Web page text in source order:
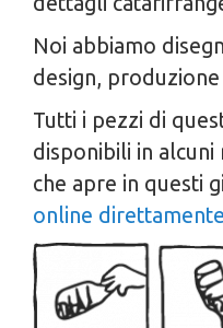
Noi abbiamo
design,
Tutti i pezzi di
disponibili in
che apre in questi
online direttamente